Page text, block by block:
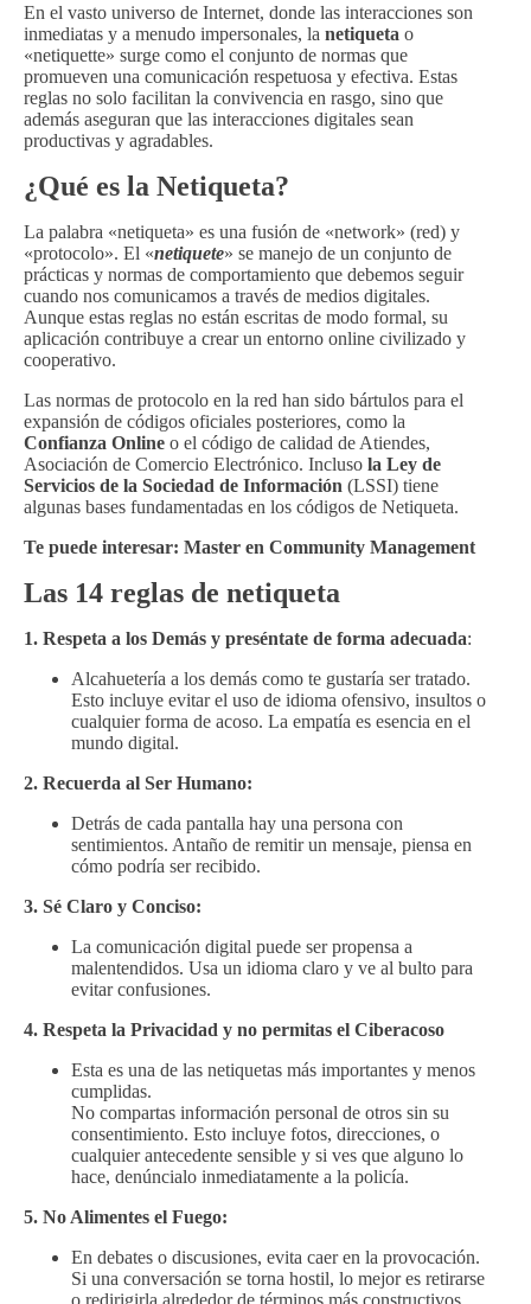
En el vasto universo de Internet, donde las interacciones son
inmediatas y a menudo impersonales, la netiqueta o
«netiquette» surge como el conjunto de normas que
promueven una comunicación respetuosa y efectiva. Estas
reglas no solo facilitan la convivencia en rasgo, sino que
además aseguran que las interacciones digitales sean
productivas y agradables.
¿Qué es la Netiqueta?
La palabra «netiqueta» es una fusión de «network» (red) y
«protocolo». El «netiquete» se manejo de un conjunto de
prácticas y normas de comportamiento que debemos seguir
cuando nos comunicamos a través de medios digitales.
Aunque estas reglas no están escritas de modo formal, su
aplicación contribuye a crear un entorno online civilizado y
cooperativo.
Las normas de protocolo en la red han sido bártulos para el
expansión de códigos oficiales posteriores, como la
Confianza Online o el código de calidad de Atiendes,
Asociación de Comercio Electrónico. Incluso la Ley de
Servicios de la Sociedad de Información (LSSI) tiene
algunas bases fundamentadas en los códigos de Netiqueta.
Te puede interesar: Master en Community Management
Las 14 reglas de netiqueta
1. Respeta a los Demás y preséntate de forma adecuada:
Alcahuetería a los demás como te gustaría ser tratado.
Esto incluye evitar el uso de idioma ofensivo, insultos o
cualquier forma de acoso. La empatía es esencia en el
mundo digital.
2. Recuerda al Ser Humano:
Detrás de cada pantalla hay una persona con
sentimientos. Antaño de remitir un mensaje, piensa en
cómo podría ser recibido.
3. Sé Claro y Conciso:
La comunicación digital puede ser propensa a
malentendidos. Usa un idioma claro y ve al bulto para
evitar confusiones.
4. Respeta la Privacidad y no permitas el Ciberacoso
Esta es una de las netiquetas más importantes y menos
cumplidas.
No compartas información personal de otros sin su
consentimiento. Esto incluye fotos, direcciones, o
cualquier antecedente sensible y si ves que alguno lo
hace, denúncialo inmediatamente a la policía.
5. No Alimentes el Fuego:
En debates o discusiones, evita caer en la provocación.
Si una conversación se torna hostil, lo mejor es retirarse
o redirigirla alrededor de términos más constructivos.